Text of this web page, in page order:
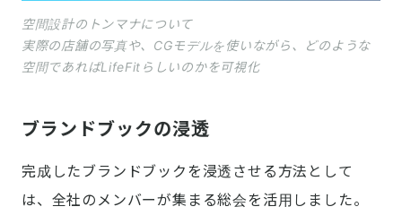
空間設計のトンマナについて
実際の店舗の写真や、CGモデルを使いながら、どのような
空間であればLifeFitらしいのかを可視化
ブランドブックの浸透
完成したブランドブックを浸透させる方法として
は、全社のメンバーが集まる総会を活用しました。